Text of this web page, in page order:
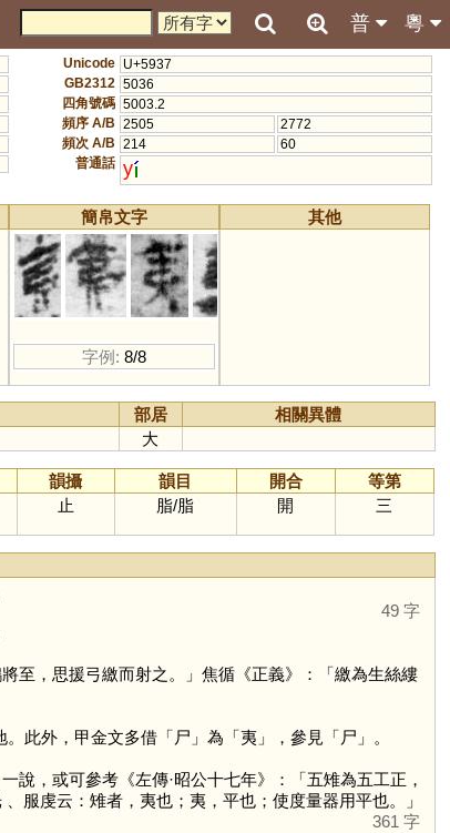
粵
普
Unicode U+5937
GB2312 5036
四角號碼 5003.2
頻序 A/B 2505
2772
頻次 A/B 214
60
普通話 y
簡帛文字
字例: 8/8
其他
部居
相關異體
大
韻攝 韻目 開合
等第
止 脂/脂 開 三
49 字
至，思援弓繳而射之。」焦循《正義》：「繳為生絲縷
此外，甲金文多借「尸 」為「夷」，參見「尸 」。
，或可參考《左傳·昭公十七年》：「五雉為五工正，
服虔云：雉者，夷也；夷，平也；使度量器用平也。」
361 字